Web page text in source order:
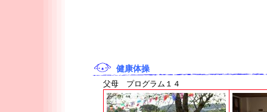
健康体操
父母 プログラム１４